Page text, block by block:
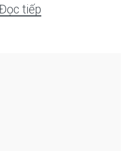
tiếp